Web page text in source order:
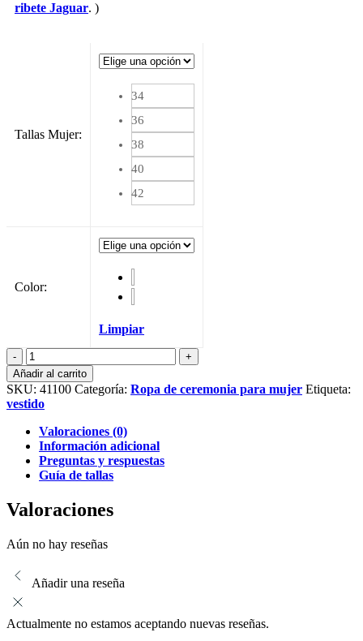
ribete Jaguar. )
Tallas Mujer:
34
36
38
40
42
Color:
Limpiar
Falda
Volante
Jaguar
cantidad
Añadir al carrito
SKU: 41100 Categoría: Ropa de ceremonia para mujer Etiqueta:
vestido
Valoraciones (0)
Información adicional
Preguntas y respuestas
Guía de tallas
Valoraciones
Aún no hay reseñas
Añadir una reseña
Actualmente no estamos aceptando nuevas reseñas.